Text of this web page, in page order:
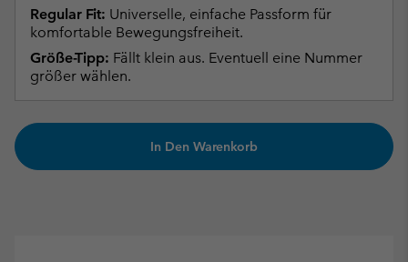
Regular Fit: Universelle, einfache Passform für
komfortable Bewegungsfreiheit.
Größe-Tipp: Fällt klein aus. Eventuell eine Nummer
größer wählen.
In Den Warenkorb